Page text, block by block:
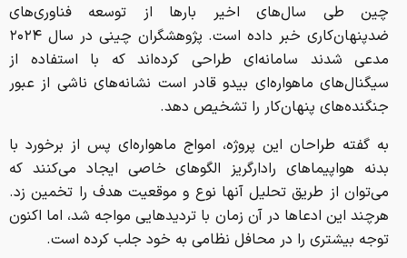
چین طی سال‌های اخیر بارها از توسعه فناوری‌های
ضدپنهان‌کاری خبر داده است. پژوهشگران چینی در سال ۲۰۲۴
مدعی شدند سامانه‌ای طراحی کرده‌اند که با استفاده از
سیگنال‌های ماهواره‌ای بیدو قادر است نشانه‌های ناشی از عبور
جنگنده‌های پنهان‌کار را تشخیص دهد.
به گفته طراحان این پروژه، امواج ماهواره‌ای پس از برخورد با
بدنه هواپیماهای رادارگریز الگوهای خاصی ایجاد می‌کنند که
می‌توان از طریق تحلیل آنها نوع و موقعیت هدف را تخمین زد.
هرچند این ادعاها در آن زمان با تردیدهایی مواجه شد، اما اکنون
توجه بیشتری را در محافل نظامی به خود جلب کرده است.